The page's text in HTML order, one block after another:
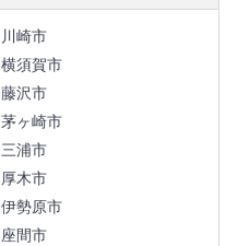
川崎市
横須賀市
藤沢市
茅ヶ崎市
三浦市
厚木市
伊勢原市
座間市